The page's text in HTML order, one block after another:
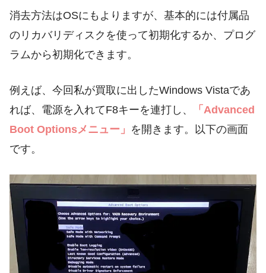
消去方法はOSにもよりますが、基本的には付属品
のリカバリディスクを使って初期化するか、プログ
ラムから初期化できます。
例えば、今回私が買取に出したWindows Vistaであ
れば、電源を入れてF8キーを連打し、
「Advanced
Boot Optionsメニュー」 を開きます。以下の画面
です。